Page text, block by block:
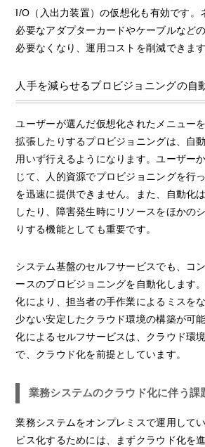
I/O（入出力装置）の仮想化も有効です。
必要なアダプターカードやケーブルなど
必要なくなり、運用コストを削減できます
人手を減らせるプロビジョニングの自
ユーザーが選んだ仮想化されたメニュー
拡張したりするプロビジョニングは、自
用いず行えるようになります。ユーザー
じて、人的資源でプロビジョニングを行
を迅速に提供できません。また、自動化
したり、障害発生時にリソースをほかの
りする機能としても重要です。
システム基盤のセルフサービスでも、コ
ースのプロビジョニングを自動化します
化により、担当者の手作業によるミスを
少ない安定したクラウド環境の構築が可
化によるセルフサービスは、クラウド環
で、クラウド化を前提としています。
業務システムのクラウド化に伴う課
業務システムをオンプレミスで運用して
ビス化するためには、まずクラウド化を